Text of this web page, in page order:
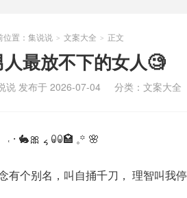
位置： 集说说 > 文案大全 > 正文
人最放不下的女人🧐
说 发布于 2026-07-04 分类： 文案大全
˓ ⸱ 🐇🎀 ៹ ꐑꐑ🏩 𓈒꙳ 🌸
有个别名，叫自捅千刀， 理智叫我